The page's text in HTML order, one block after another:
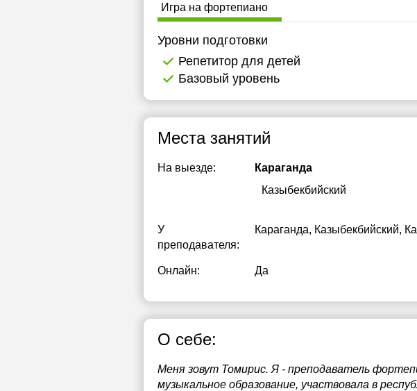
Игра на фортепиано
Уровни подготовки
Репетитор для детей
Базовый уровень
Места занятий
На выезде:
Караганда
Казыбекбийский
У
преподавателя:
Караганда, Казыбекбийский,
Онлайн: Да
О себе:
Меня зовут Томирис. Я - преподаватель
музыкальное образование, участвовала в